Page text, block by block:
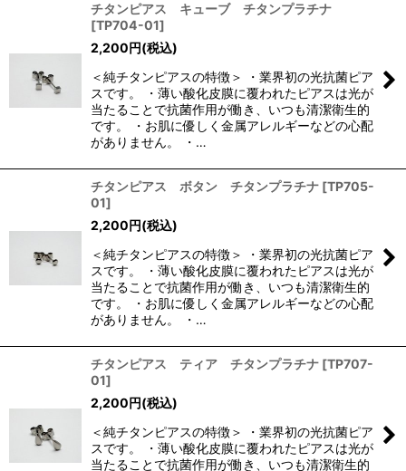
チタンピアス キューブ チタンプラチナ
[TP704-01]
2,200円(税込)
＜純チタンピアスの特徴＞ ・業界初の光抗菌ピア
スです。 ・薄い酸化皮膜に覆われたピアスは光が
当たることで抗菌作用が働き、いつも清潔衛生的
です。 ・お肌に優しく金属アレルギーなどの心配
がありません。 ・…
チタンピアス ボタン チタンプラチナ [TP705-
01]
2,200円(税込)
＜純チタンピアスの特徴＞ ・業界初の光抗菌ピア
スです。 ・薄い酸化皮膜に覆われたピアスは光が
当たることで抗菌作用が働き、いつも清潔衛生的
です。 ・お肌に優しく金属アレルギーなどの心配
がありません。 ・…
チタンピアス ティア チタンプラチナ [TP707-
01]
2,200円(税込)
＜純チタンピアスの特徴＞ ・業界初の光抗菌ピア
スです。 ・薄い酸化皮膜に覆われたピアスは光が
当たることで抗菌作用が働き、いつも清潔衛生的